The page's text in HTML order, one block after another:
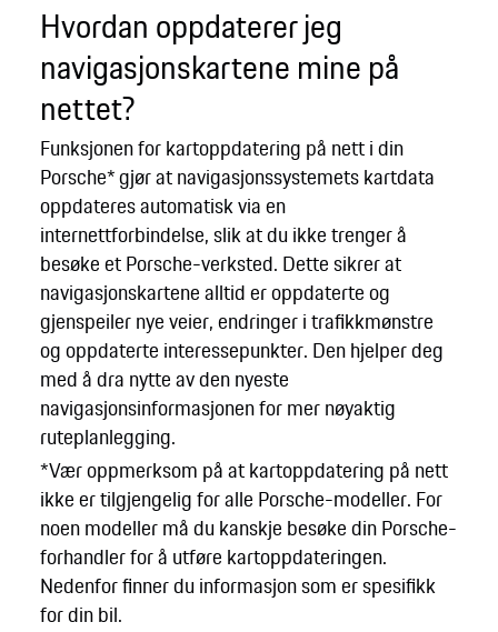
Hvordan oppdaterer jeg
navigasjonskartene mine på
nettet?
Funksjonen for kartoppdatering på nett i din
Porsche* gjør at navigasjonssystemets kartdata
oppdateres automatisk via en
internettforbindelse, slik at du ikke trenger å
besøke et Porsche-verksted. Dette sikrer at
navigasjonskartene alltid er oppdaterte og
gjenspeiler nye veier, endringer i trafikkmønstre
og oppdaterte interessepunkter. Den hjelper deg
med å dra nytte av den nyeste
navigasjonsinformasjonen for mer nøyaktig
ruteplanlegging.
*Vær oppmerksom på at kartoppdatering på nett
ikke er tilgjengelig for alle Porsche-modeller. For
noen modeller må du kanskje besøke din Porsche-
forhandler for å utføre kartoppdateringen.
Nedenfor finner du informasjon som er spesifikk
for din bil.